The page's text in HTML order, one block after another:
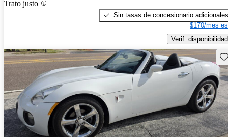
Trato justo
Sin tasas de concesionario adicionales
$170/mes
Verif. disponibilidad